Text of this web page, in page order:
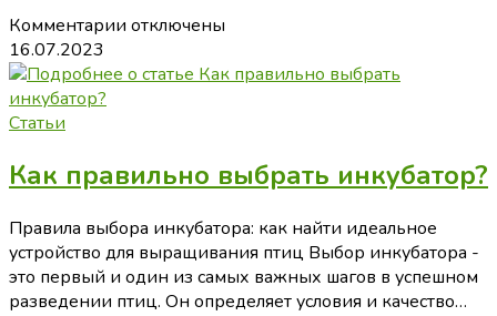
избежать..
Комментарии к
Репортаж
с
нашим
руководителем
Татьяной
Маркарян!
отключены
16.07.2023
Статьи
Как правильно выбрать инкубатор?
Правила выбора инкубатора: как найти идеальное
устройство для выращивания птиц Выбор инкубатора -
это первый и один из самых важных шагов в успешном
разведении птиц. Он определяет условия и качество…